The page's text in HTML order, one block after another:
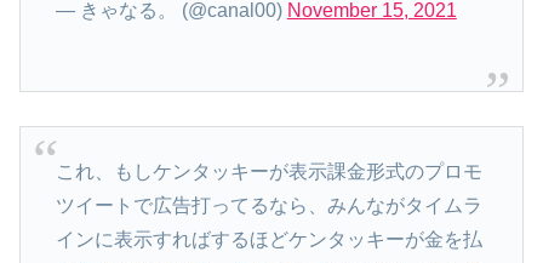
— きゃなる。 (@canal00) November 15, 2021
これ、もしケンタッキーが表示課金形式のプロモ
ツイートで広告打ってるなら、みんながタイムラ
インに表示すればするほどケンタッキーが金を払